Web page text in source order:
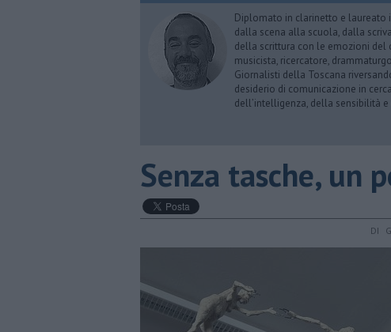
Diplomato in clarinetto e laureato
dalla scena alla scuola, dalla
della scrittura con le emozioni del
musicista, ricercatore,
Giornalisti della Toscana
desiderio di comunicazione in
dell’intelligenza, della sensibilità
​Senza tasche, un
DI